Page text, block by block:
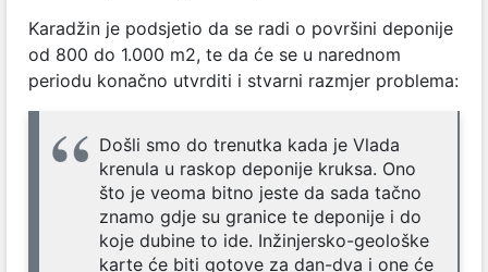
Karadžin je podsjetio da se radi o površini deponije
od 800 do 1.000 m2, te da će se u narednom
periodu konačno utvrditi i stvarni razmjer problema:
Došli smo do trenutka kada je Vlada
krenula u raskop deponije kruksa. Ono
što je veoma bitno jeste da sada tačno
znamo gdje su granice te deponije i do
koje dubine to ide. Inžinjersko-geološke
karte će biti gotove za dan-dva i one će